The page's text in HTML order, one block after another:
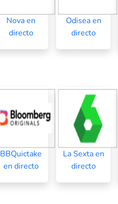
Nova en
directo
Odisea en
directo
BBQuictake
en directo
La Sexta en
directo